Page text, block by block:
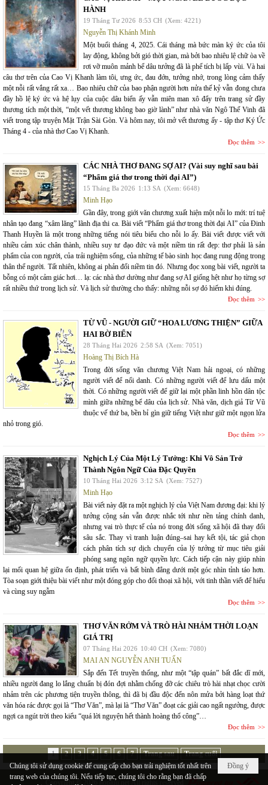
HÀNH
19 Tháng Tư 2026 8:53 CH (Xem: 4221)
Nguyễn Thị Khánh Minh
Một buổi tháng 4, 2025. Cái tháng mà bức màn ký ức của tôi
lay động, không bởi gió thời gian, mà bởi bao nhiêu lệ chữ òa về
rơi vỡ muôn mảnh bể dâu tưởng đã là phế tích bị lấp vùi. Và hai
câu thơ trên của Cao Vị Khanh làm tôi, ưng ức, đau đớn, tưởng nhớ, trong lòng cảm thấy
một nỗi rất vắng rất xa… Bao nhiêu chữ của bao phận người hơn nửa thế kỷ vẫn đong chưa
đầy hồ lệ ký ức và hệ lụy của cuộc dâu biển ấy vẫn miên man xô đẩy trên trang sử đầy
thương tích một thời, “một vết thương không bao giờ lành” như nhà văn Ngô Thế Vinh đã
viết trong tập truyện Mặt Trận Sài Gòn. Và hôm nay, tôi mở vết thương ấy - tập thơ Ký Ức
Tháng 4 - của nhà thơ Cao Vị Khanh.
Đọc thêm
CÁC NHÀ THƠ ĐANG SỢ AI? (Vài suy nghĩ sau bài
“Phẩm giá thơ trong thời đại AI”)
15 Tháng Ba 2026 1:13 SA (Xem: 6648)
Minh Hạo
Gần đây, trong giới văn chương xuất hiện một nỗi lo mới: trí tuệ
nhân tạo đang “xâm lăng” lãnh địa thi ca. Bài viết “Phẩm giá thơ trong thời đại AI” của Đinh
Thanh Huyền là một trong những tiếng nói tiêu biểu cho nỗi lo ấy. Bài viết được viết với
nhiều cảm xúc chân thành, nhiều suy tư đạo đức và một niềm tin rất đẹp: thơ phải là sản
phẩm của con người, của trải nghiệm sống, của những tế bào sinh học đang rung động trong
thân thể người. Tất nhiên, không ai phản đối niềm tin đó. Nhưng đọc xong bài viết, người ta
bỗng có một cảm giác hơi… lạ: các nhà thơ dường như đang sợ AI giống hệt như họ từng sợ
rất nhiều thứ trong lịch sử. Và lịch sử thường cho thấy: những nỗi sợ đó hiếm khi đúng.
Đọc thêm
TỪ VŨ - NGƯỜI GIỮ “HOA LƯƠNG THIỆN” GIỮA
HAI BỜ BIỂN
28 Tháng Hai 2026 2:58 SA (Xem: 7051)
Hoàng Thị Bích Hà
Trong đời sống văn chương Việt Nam hải ngoại, có những
người viết để nổi danh. Có những người viết để lưu dấu một
thời. Có những người viết để giữ lại một phần linh hồn dân tộc
mình giữa những bể dâu của lịch sử. Nhà văn, dịch giả Từ Vũ
thuộc vế thứ ba, bền bỉ gìn giữ tiếng Việt như giữ một ngọn lửa
nhỏ trong gió.
Đọc thêm
Nghịch Lý Của Một Lý Tưởng: Khi Vô Sản Trở
Thành Ngôn Ngữ Của Đặc Quyền
10 Tháng Hai 2026 3:12 SA (Xem: 7527)
Minh Hạo
Bài viết này đặt ra một nghịch lý của Việt Nam đương đại: khi lý
tưởng cộng sản vẫn được nhắc tới như nền tảng chính danh,
nhưng vai trò thực tế của nó trong đời sống xã hội đã thay đổi
sâu sắc. Thay vì tranh luận đúng–sai hay kết tội, tác giả chọn
cách phân tích sự dịch chuyển của lý tưởng từ mục tiêu giải
phóng sang ngôn ngữ quyền lực. Cách tiếp cận này giúp nhìn
lại mối quan hệ giữa ổn định, phát triển và bất bình đẳng dưới một góc nhìn tỉnh táo hơn.
Tòa soạn giới thiệu bài viết như một đóng góp cho đối thoại xã hội, với tinh thần viết để hiểu
và cùng suy ngẫm
Đọc thêm
THƠ VĂN RỞM VÀ TRÒ HÀI NHẢM THỜI LOẠN
GIÁ TRỊ
07 Tháng Hai 2026 10:40 CH (Xem: 7080)
MAI AN NGUYỄN ANH TUẤN
Sắp đến Tết truyền thống, như một “tập quán” bất đắc dĩ mới,
nhiều người đang lo lắng chuẩn bị đón đợi nhằm chống đỡ các chiêu trò hài nhạt chọc cười
nhảm trên các phương tiện truyền thông, thì đã bị đầu độc đến nôn mửa bởi hàng loạt thứ
văn hóa rác được gọi là “Thơ Văn”, mà lại là “Thơ Văn” đoạt các giải cao ngất ngưởng, được
ngợi ca ngút trời theo kiểu “quá lời nguyện hết thành hoàng thổ công”…
Đọc thêm
1 2 3 4 5 6 7 Trang sau Trang cuối
Copyright © 2026 hopluu.net All rights reserved
Đồng ý
Chúng tôi sử dụng cookie để cung cấp cho bạn trải nghiệm tốt nhất trên
trang web của chúng tôi. Nếu tiếp tục, chúng tôi cho rằng bạn đã chấp